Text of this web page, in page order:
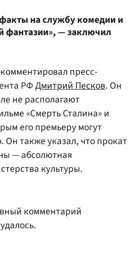
на службу комедии и
фантазии», — заключил
пресс-
РФДмитрий Песков. Он
не располагают
«Смерть Сталина» и
его премьеру могут
Он также указал, что прокат
— абсолютная
культуры.
комментарий